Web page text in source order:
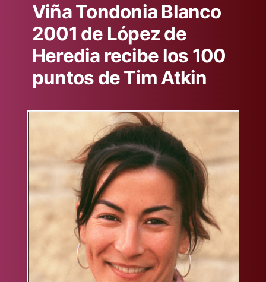
Viña Tondonia Blanco
2001 de López de
Heredia recibe los 100
puntos de Tim Atkin